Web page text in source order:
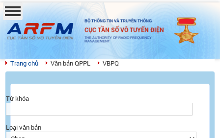
BỘ THÔNG TIN VÀ TRUYỀN THÔNG
CỤC TẦN SỐ VÔ TUYẾN ĐIỆN
THE AUTHORITY OF RADIO FREQUENCY
MANAGEMENT
Trang chủ Văn bản QPPL VBPQ
Từ khóa
Loại văn bản